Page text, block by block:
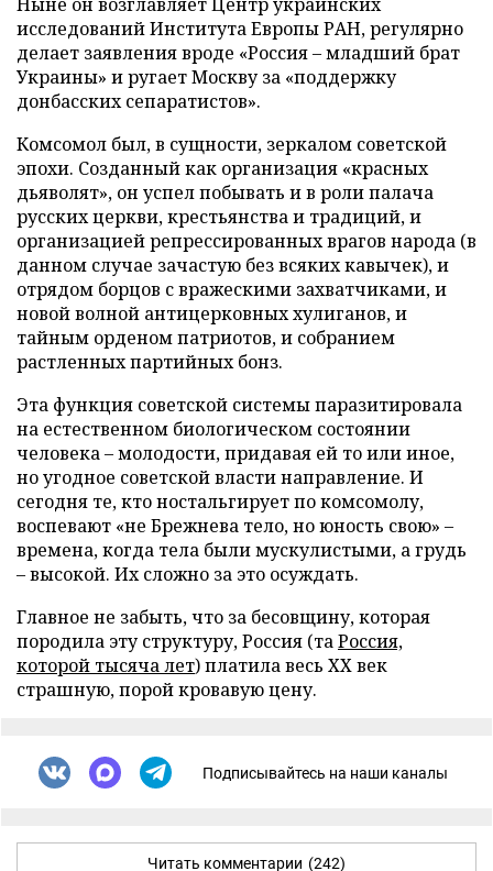
исследований Института Европы РАН, регулярно
делает заявления вроде «Россия – младший брат
Украины» и ругает Москву за «поддержку
донбасских сепаратистов».
Комсомол был, в сущности, зеркалом советской
эпохи. Созданный как организация «красных
дьяволят», он успел побывать и в роли палача
русских церкви, крестьянства и традиций, и
организацией репрессированных врагов народа (в
данном случае зачастую без всяких кавычек), и
отрядом борцов с вражескими захватчиками, и
новой волной антицерковных хулиганов, и
тайным орденом патриотов, и собранием
растленных партийных бонз.
Эта функция советской системы паразитировала
на естественном биологическом состоянии
человека – молодости, придавая ей то или иное,
но угодное советской власти направление. И
сегодня те, кто ностальгирует по комсомолу,
воспевают «не Брежнева тело, но юность свою» –
времена, когда тела были мускулистыми, а грудь
– высокой. Их сложно за это осуждать.
Главное не забыть, что за бесовщину, которая
породила эту структуру, Россия (таРоссия,
которой тысяча лет) платила весь ХХ век
страшную, порой кровавую цену.
Подписывайтесь на наши каналы
Читать комментарии (242)